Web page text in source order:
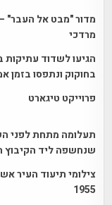
מדור "מבט אל העבר"
מרדכי
הגיעו לשדוד
בחוקוק ונתפסו בזמן
פרוייקט טיגארט
תעלומה מתחת לפני
שנחשפה ליד הקיבוץ
צילומי תיעוד העיר
1955